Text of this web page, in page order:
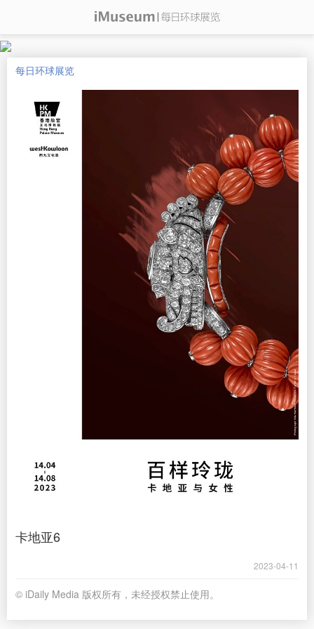
每日环球展览
卡地亚6
2023-04-11
© iDaily Media 版权所有，未经授权禁止使用。